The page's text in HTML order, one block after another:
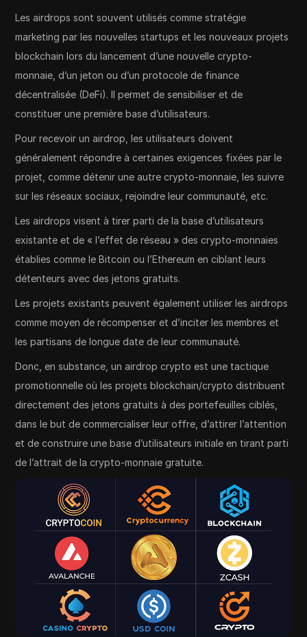
Les airdrops sont souvent utilisés comme stratégie
marketing par les nouvelles startups et les nouveaux projets
blockchain lors du lancement d’une nouvelle crypto-
monnaie, d’un jeton ou d’un protocole de finance
décentralisée (DeFi). Il permet de sensibiliser et de
constituer une première base d’utilisateurs.
Pour recevoir un airdrop, les utilisateurs doivent
généralement répondre à certaines exigences fixées par le
projet, comme détenir une autre crypto-monnaie, les suivre
sur les réseaux sociaux, rejoindre leur communauté, etc.
Les airdrops visent à tirer parti de la base d’utilisateurs
existante et de « l’effet de réseau » des crypto-monnaies
établies comme le Bitcoin ou l’Ethereum en ciblant leurs
détenteurs avec des jetons gratuits.
Les projets existants peuvent également utiliser les airdrops
comme moyen de récompenser et d’inciter les membres et
les partisans de longue date de leur communauté.
Donc, en substance, un airdrop crypto est une tactique
promotionnelle où les projets blockchain/crypto distribuent
directement des jetons gratuits à des portefeuilles ciblés,
dans le but de commercialiser leur offre, d’attirer l’attention
et de construire une base d’utilisateurs initiale en tirant parti
de l’attrait de la crypto-monnaie gratuite.